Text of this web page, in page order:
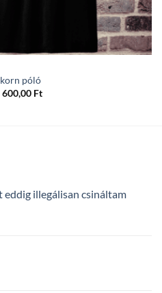
póló
600,00 FtÁrtartomány:
eddig illegálisan csináltam